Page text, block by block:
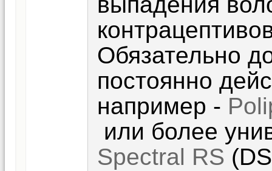
Обязательно
постоянно
например -
или более
Spectral RS